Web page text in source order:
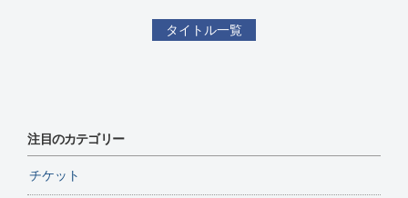
タイトル一覧
注目のカテゴリー
チケット